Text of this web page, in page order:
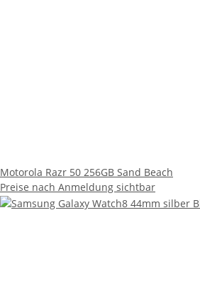
Motorola Razr 50 256GB Sand Beach
Preise nach Anmeldung sichtbar